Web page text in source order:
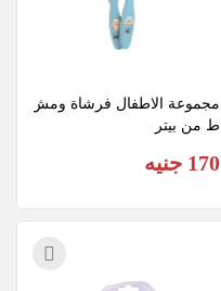
مجموعة الاطفال فرشاة ومش
ط من بيتر
170 جنيه